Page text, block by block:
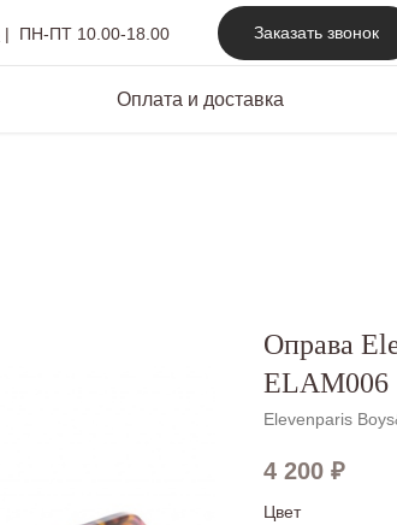
| ПН-ПТ 10.00-18.00 Заказать звонок
Оплата и доставка
Оправа
ELAM006
Elevenparis
4 200 ₽
Цвет